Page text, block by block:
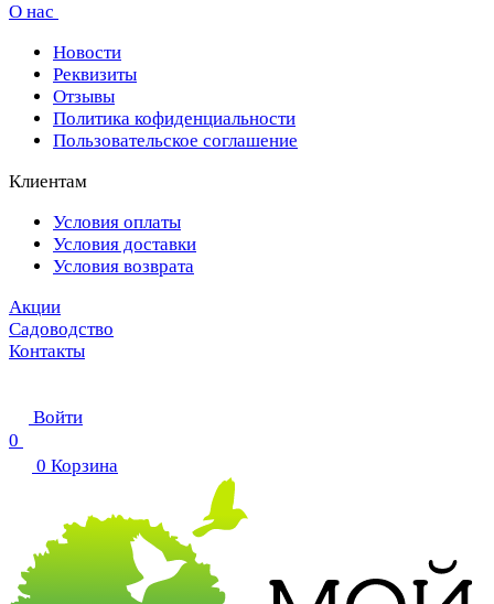
О нас
Новости
Реквизиты
Отзывы
Политика кофиденциальности
Пользовательское соглашение
Клиентам
Условия оплаты
Условия доставки
Условия возврата
Акции
Садоводство
Контакты
Войти
0
0 Корзина